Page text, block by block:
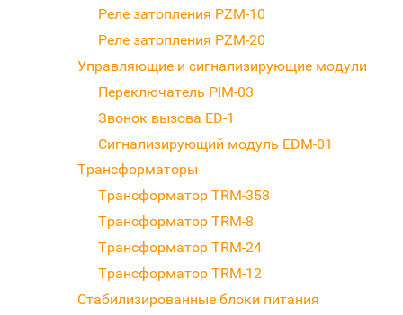
Реле затопления PZM-10
Реле затопления PZM-20
Управляющие и сигнализирующие модули
Переключатель PIM-03
Звонок вызова ED-1
Сигнализирующий модуль EDM-01
Трансформаторы
Трансформатор TRM-358
Трансформатор TRM-8
Трансформатор TRM-24
Трансформатор TRM-12
Стабилизированные блоки питания